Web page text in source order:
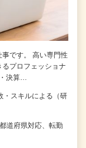
です。 高い専門性
プロフェッショナ
決算…
スキルによる（研
道府県対応、転勤